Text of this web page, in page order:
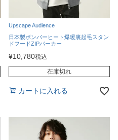
Upscape Audience
日本製ボンバーヒート爆暖裏起毛スタン
ドフードZIPパーカー
¥10,780税込
在庫切れ
カートに入れる